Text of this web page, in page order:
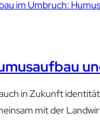
in Zukunft
mit der